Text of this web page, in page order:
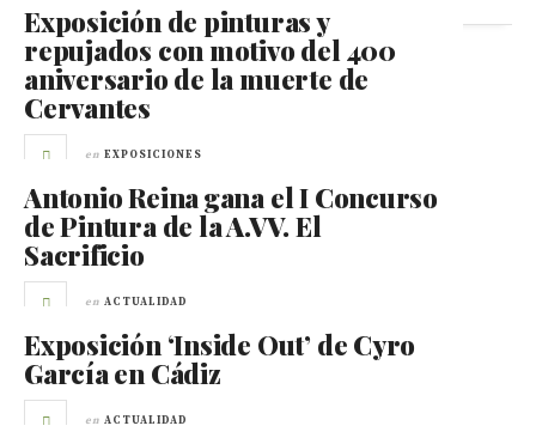
Exposición de pinturas y
repujados con motivo del 400
aniversario de la muerte de
Cervantes
en EXPOSICIONES
Antonio Reina gana el I Concurso
de Pintura de la A.VV. El
Sacrificio
en ACTUALIDAD
Exposición ‘Inside Out’ de Cyro
García en Cádiz
en ACTUALIDAD